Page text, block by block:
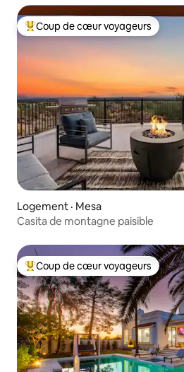
Coup de cœur voyageurs parmi les
Coup de cœur voyageurs
Logement · Mesa
Casita de montagne paisible
Coup de cœur voyageurs parmi
Coup de cœur voyageurs